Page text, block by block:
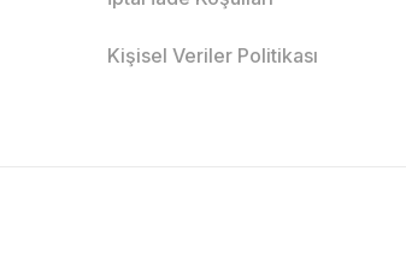
Kişisel Veriler Politikası